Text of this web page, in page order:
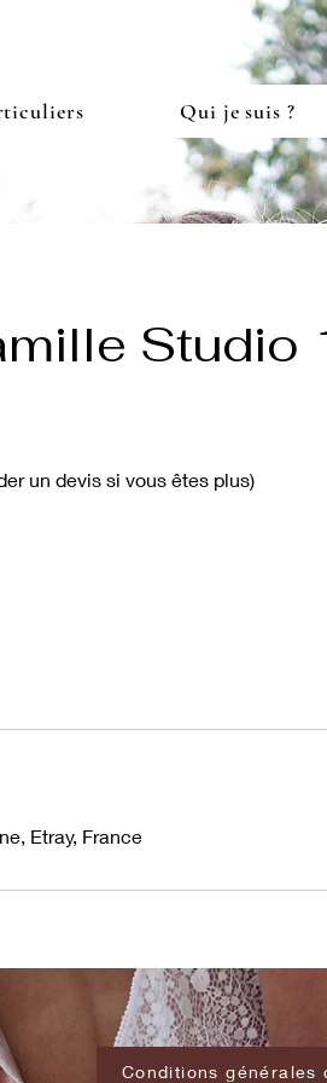
Qui je suis ?
Studio
un devis si vous êtes plus)
Etray, France
Conditions